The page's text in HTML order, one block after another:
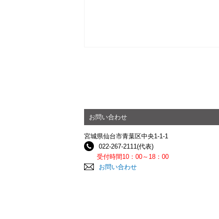
お問い合わせ
宮城県仙台市青葉区中央1-1-1
022-267-2111(代表)
受付時間10：00～18：00
お問い合わせ